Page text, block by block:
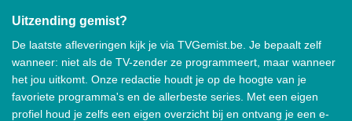
Uitzending gemist?
De laatste afleveringen kijk je via TVGemist.be. Je bepaalt zelf
wanneer: niet als de TV-zender ze programmeert, maar wanneer
het jou uitkomt. Onze redactie houdt je op de hoogte van je
favoriete programma's en de allerbeste series. Met een eigen
profiel houd je zelfs een eigen overzicht bij en ontvang je een e-